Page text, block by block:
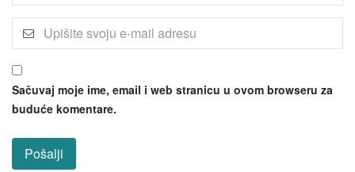
Sačuvaj moje ime, email i web stranicu u ovom browseru za
buduće komentare.